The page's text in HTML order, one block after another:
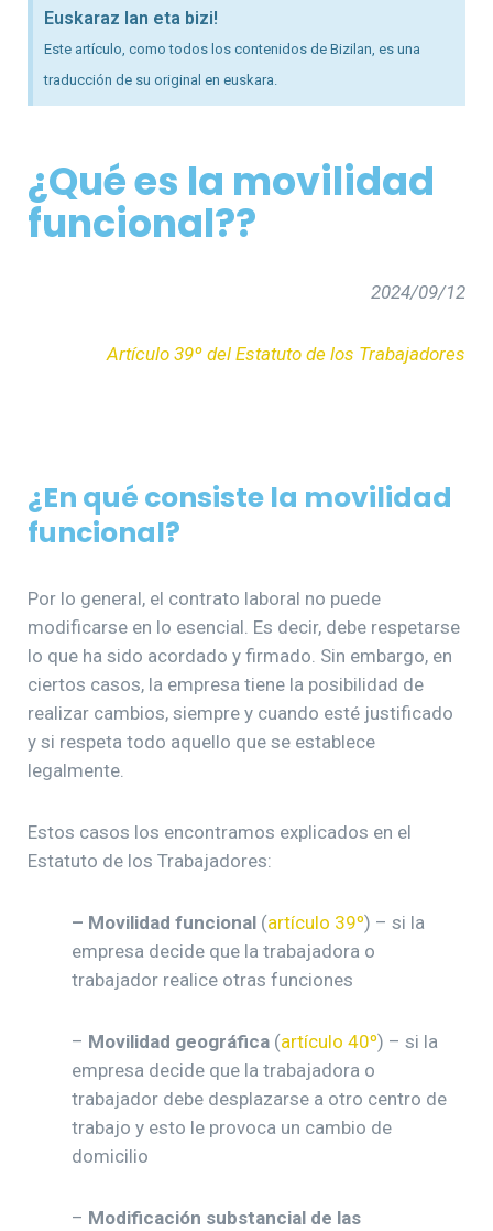
Euskaraz lan eta bizi!
Este artículo, como todos los contenidos de Bizilan, es una
traducción de su original en euskara.
¿Qué es la movilidad
funcional??
2024/09/12
Artículo 39º del Estatuto de los Trabajadores
¿En qué consiste la movilidad
funcional?
Por lo general, el contrato laboral no puede
modificarse en lo esencial. Es decir, debe respetarse
lo que ha sido acordado y firmado. Sin embargo, en
ciertos casos, la empresa tiene la posibilidad de
realizar cambios, siempre y cuando esté justificado
y si respeta todo aquello que se establece
legalmente.
Estos casos los encontramos explicados en el
Estatuto de los Trabajadores:
– Movilidad funcional (artículo 39º) – si la
empresa decide que la trabajadora o
trabajador realice otras funciones
– Movilidad geográfica (artículo 40º) – si la
empresa decide que la trabajadora o
trabajador debe desplazarse a otro centro de
trabajo y esto le provoca un cambio de
domicilio
– Modificación substancial de las